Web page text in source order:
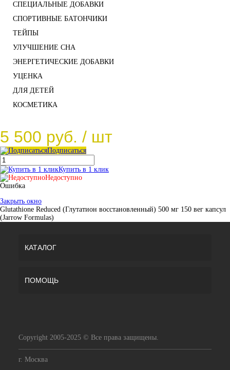
СПЕЦИАЛЬНЫЕ ДОБАВКИ
СПОРТИВНЫЕ БАТОНЧИКИ
ТЕЙПЫ
УЛУЧШЕНИЕ СНА
ЭНЕРГЕТИЧЕСКИЕ ДОБАВКИ
УЦЕНКА
ДЛЯ ДЕТЕЙ
КОСМЕТИКА
5 500 руб. / шт
Подписаться
Купить в 1 клик
Недоступно
Ошибка
Закрыть окно
Glutathione Reduced (Глутатион восстановленный) 500 мг 150 вег капсул
(Jarrow Formulas)
КАТАЛОГ
ПОМОЩЬ
Copyright 2005-2025 © Все права защищены.
г. Москва